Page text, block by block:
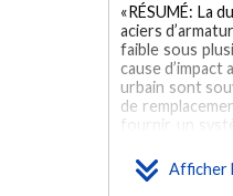
Afficher
«RÉSUMÉ: La
aciers
faible sous
cause
urbain sont
de
fournir un
Béton Fibré à
hautes